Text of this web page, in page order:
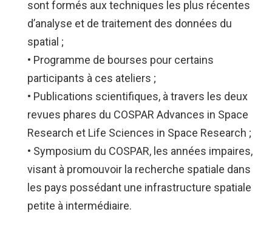
sont formés aux techniques les plus récentes
d’analyse et de traitement des données du
spatial ;
• Programme de bourses pour certains
participants à ces ateliers ;
• Publications scientifiques, à travers les deux
revues phares du COSPAR Advances in Space
Research et Life Sciences in Space Research ;
• Symposium du COSPAR, les années impaires,
visant à promouvoir la recherche spatiale dans
les pays possédant une infrastructure spatiale
petite à intermédiaire.
Google